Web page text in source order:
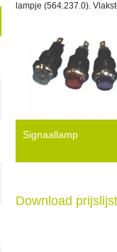
lampje (564.237.0).
Signaallamp
Download